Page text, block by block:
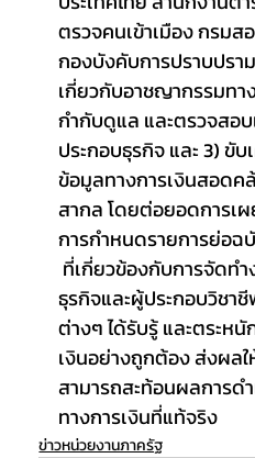
ตรวจคนเข้าเมือง กรม
กองบังคับการปราบปรา
เกี่ยวกับอาชญากรรมทา
กำกับดูแล และตรวจสอ
ประกอบธุรกิจ และ 3) ขับ
ข้อมูลทางการเงินสอดค
สากล โดยต่อยอดการเ
การกำหนดรายการย่อฉ
ที่เกี่ยวข้องกับการจัดทำ
ธุรกิจและผู้ประกอบวิชา
ต่างๆ ได้รับรู้ และตระห
เงินอย่างถูกต้อง ส่งผล
สามารถสะท้อนผลการด
ทางการเงินที่แท้จริง
ข่าวหน่วยงานภาครัฐ